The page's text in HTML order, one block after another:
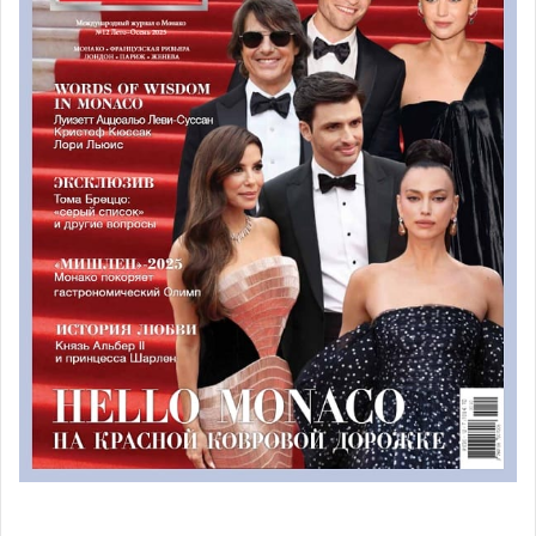
Photo: Valentin Bréton for HelloMonaco
Первоклассные автомобили и
лучшие пилоты
Автомобили, участвующие в 14-м Историческом Гран-
при, были разбиты на восемь серий, каждая из которых
носит имя выдающего гонщика своей эпохи: